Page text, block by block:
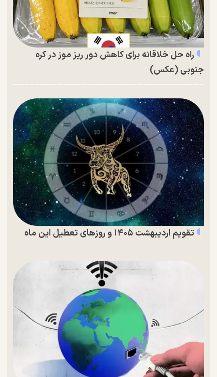
راه حل خلاقانه برای کاهش دور ریز موز در کره
جنوبی (عکس)
تقویم اردیبهشت ۱۴۰۵ و روز‌های تعطیل این ماه